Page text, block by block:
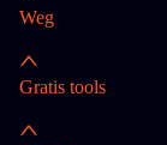
Weg
Gratis tools